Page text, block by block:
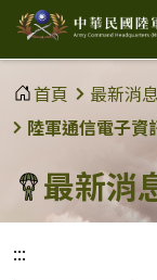
中
華
民
國
陸
軍
首頁
最新消息
陸軍通信電子資
最新消
:::